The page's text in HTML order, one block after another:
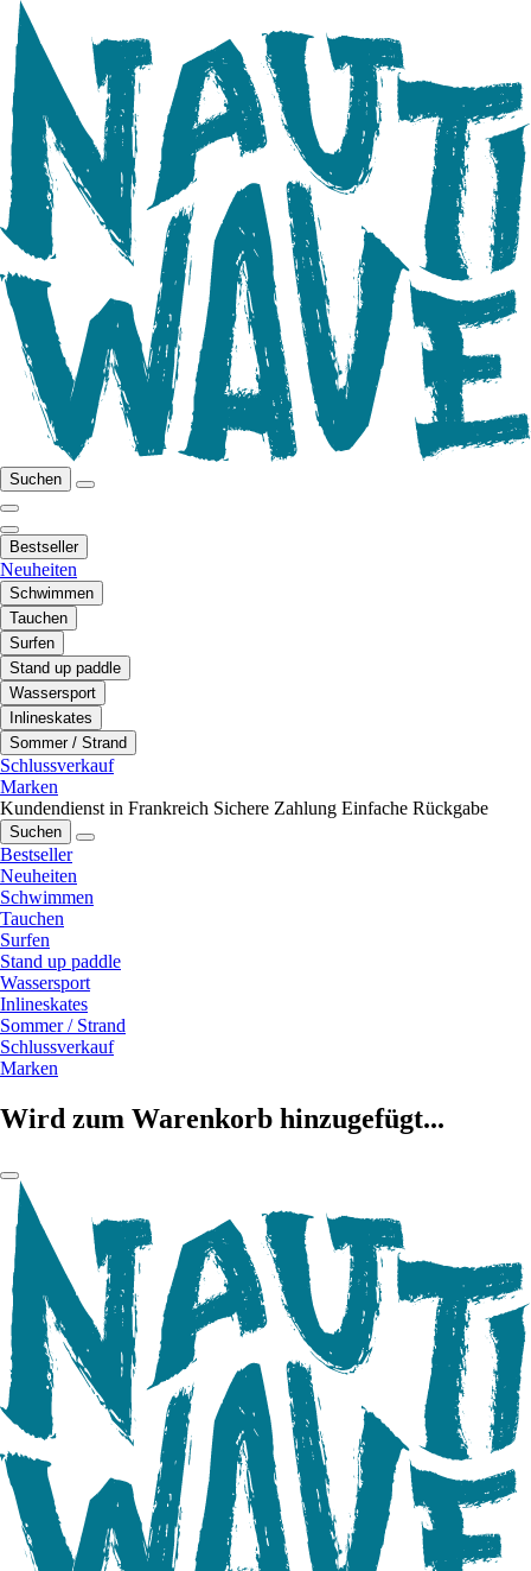
Suchen
Bestseller
Neuheiten
Schwimmen
Tauchen
Surfen
Stand up paddle
Wassersport
Inlineskates
Sommer / Strand
Schlussverkauf
Marken
Kundendienst in Frankreich Sichere Zahlung Einfache Rückgabe
Suchen
Bestseller
Neuheiten
Schwimmen
Tauchen
Surfen
Stand up paddle
Wassersport
Inlineskates
Sommer / Strand
Schlussverkauf
Marken
Wird zum Warenkorb hinzugefügt...